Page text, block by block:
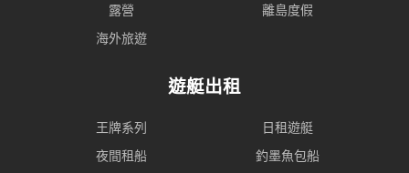
露營
離島度假
海外旅遊
遊艇出租
王牌系列
日租遊艇
夜間租船
釣墨魚包船